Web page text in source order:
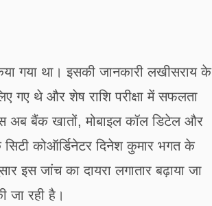
गया था। इसकी जानकारी लखीसराय के
गए थे और शेष राशि परीक्षा में सफलता
अब बैंक खातों, मोबाइल कॉल डिटेल और
कोऑर्डिनेटर दिनेश कुमार भगत के
इस जांच का दायरा लगातार बढ़ाया जा
जा रही है।